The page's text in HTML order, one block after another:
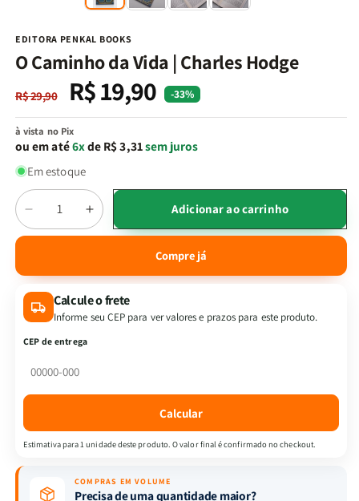
EDITORA PENKAL BOOKS
O Caminho da Vida | Charles Hodge
Preço
normal
R$ 29,90
Preço
promocional
R$ 19,90 -33%
à vista no Pix
ou em até6xde R$ 3,31sem juros
Em estoque
Quantidade
Diminuir
a
O
Caminho
da
Vida
Charles
Aumentar
a
quantidade
O
Caminho
da
Adicionar ao carrinho
Compre já
Calcule o frete
Informe seu CEP para ver valores e prazos para este produto.
CEP de entrega
Calcular
Estimativa para 1 unidade deste produto. O valor final é confirmado no checkout.
COMPRAS EM VOLUME
Precisa de uma quantidade maior?